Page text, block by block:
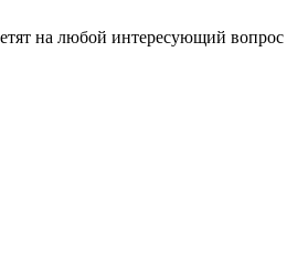
на любой интересующий вопрос